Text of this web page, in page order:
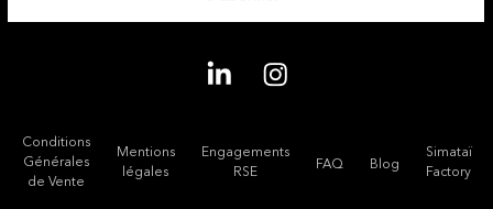
Conditions
Générales
de Vente
Mentions
légales
Engagements
RSE
FAQ Blog
Simataï
Factory